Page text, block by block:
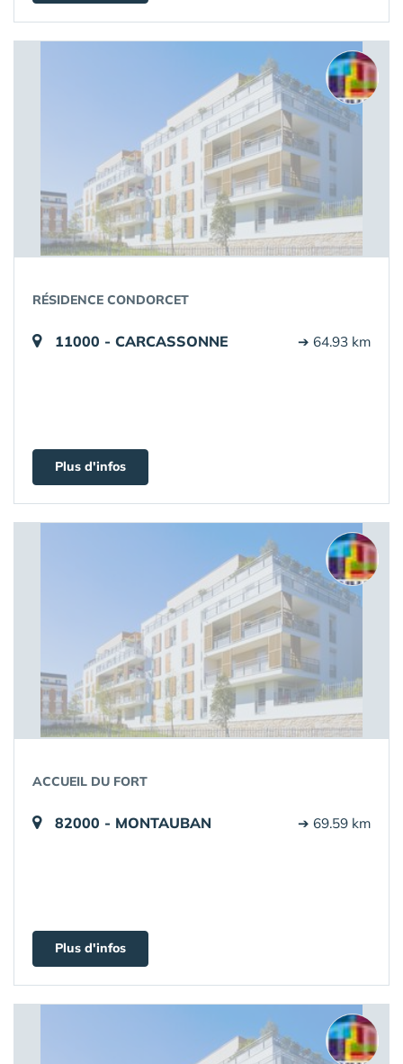
RÉSIDENCE CONDORCET
11000 - CARCASSONNE ➔ 64.93 km
Plus d'infos
ACCUEIL DU FORT
82000 - MONTAUBAN ➔ 69.59 km
Plus d'infos